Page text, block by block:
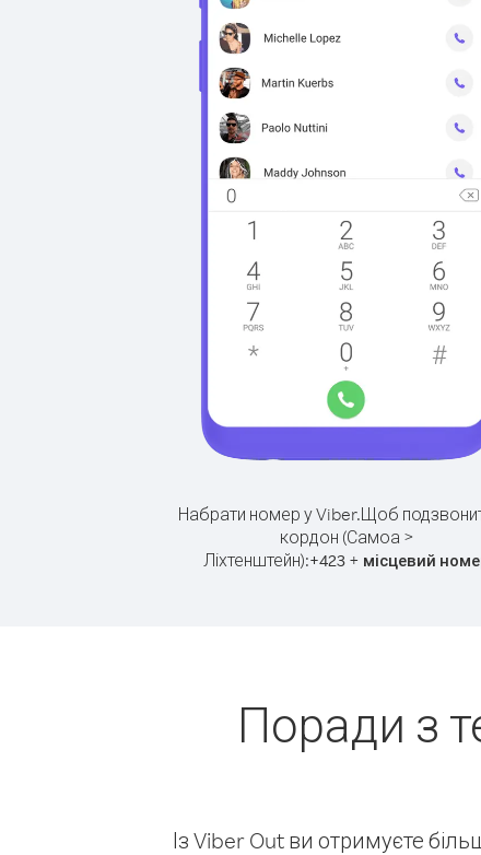
Набрати номер у Viber.Щоб
кордон (Самоа >
Ліхтенштейн):+423 + місцевий
Поради з
Із Viber Out ви отримуєте